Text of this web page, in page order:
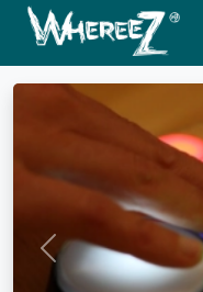
Previous